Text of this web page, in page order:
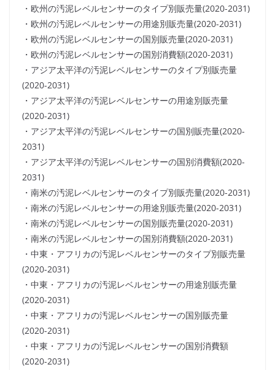
・欧州の汚泥レベルセンサーのタイプ別販売量(2020-2031)
・欧州の汚泥レベルセンサーの用途別販売量(2020-2031)
・欧州の汚泥レベルセンサーの国別販売量(2020-2031)
・欧州の汚泥レベルセンサーの国別消費額(2020-2031)
・アジア太平洋の汚泥レベルセンサーのタイプ別販売量
(2020-2031)
・アジア太平洋の汚泥レベルセンサーの用途別販売量
(2020-2031)
・アジア太平洋の汚泥レベルセンサーの国別販売量(2020-
2031)
・アジア太平洋の汚泥レベルセンサーの国別消費額(2020-
2031)
・南米の汚泥レベルセンサーのタイプ別販売量(2020-2031)
・南米の汚泥レベルセンサーの用途別販売量(2020-2031)
・南米の汚泥レベルセンサーの国別販売量(2020-2031)
・南米の汚泥レベルセンサーの国別消費額(2020-2031)
・中東・アフリカの汚泥レベルセンサーのタイプ別販売量
(2020-2031)
・中東・アフリカの汚泥レベルセンサーの用途別販売量
(2020-2031)
・中東・アフリカの汚泥レベルセンサーの国別販売量
(2020-2031)
・中東・アフリカの汚泥レベルセンサーの国別消費額
(2020-2031)